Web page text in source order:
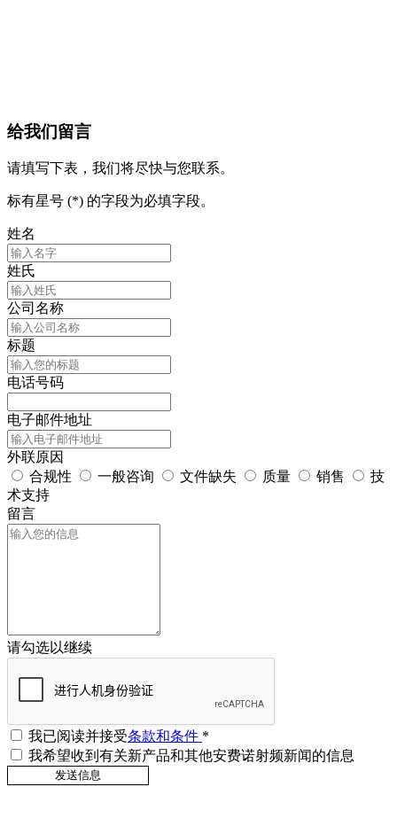
给我们留言
请填写下表，我们将尽快与您联系。
标有星号 (*) 的字段为必填字段。
姓名
姓氏
公司名称
标题
电话号码
电子邮件地址
外联原因
合规性
一般咨询 文件缺失 质量 销售
技
术支持
留言
请勾选以继续
我已阅读并接受条款和条件 *
我希望收到有关新产品和其他安费诺射频新闻的信息